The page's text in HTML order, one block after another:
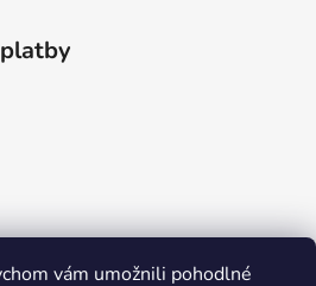
vám umožnili pohodlné